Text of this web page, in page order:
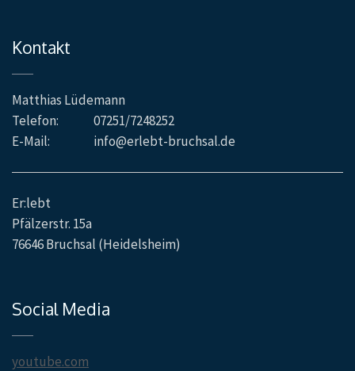
Kontakt
Matthias Lüdemann
Telefon:
07251/7248252
E-Mail:
info@erlebt-bruchsal.de
Er:lebt
Pfälzerstr. 15a
76646 Bruchsal (Heidelsheim)
Social Media
youtube.com